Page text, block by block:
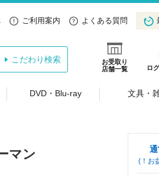
ご利用案内 よくある質問
お受取り
店舗一覧
ロ
こだわり検索
DVD・Blu-ray 文具・
マン (！お